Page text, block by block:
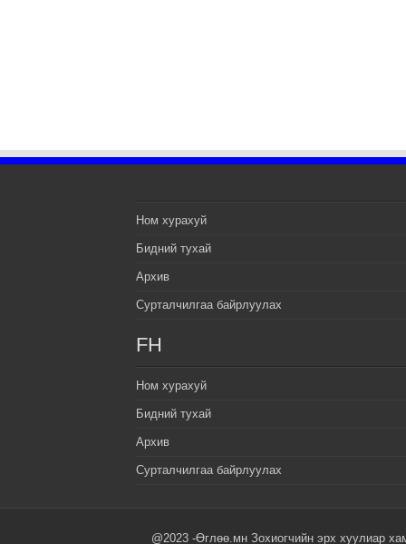
Ном хурахуй
Бидний тухай
Архив
Сурталчилгаа байрлуулах
FH
Ном хурахуй
Бидний тухай
Архив
Сурталчилгаа байрлуулах
@2023 -Өглөө.мн Зохиогчийн эрх хуулиар